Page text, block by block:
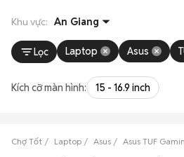
Khu vực: An Giang
Lọc Laptop Asus
Kích cỡ màn hình: 15 - 16.9 inch
Chợ Tốt Laptop Asus Asus TUF